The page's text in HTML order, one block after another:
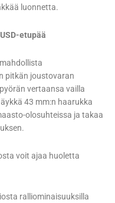
luonnetta.
etupää
pitkän joustovaran
vertaansa vailla
43 mm:n haarukka
olosuhteissa ja takaa
voit ajaa huoletta
ralliominaisuuksilla